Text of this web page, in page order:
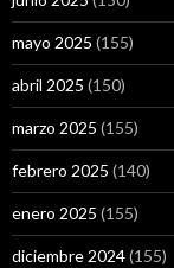
mayo 2025 (155)
abril 2025 (150)
marzo 2025 (155)
febrero 2025 (140)
enero 2025 (155)
diciembre 2024(155)